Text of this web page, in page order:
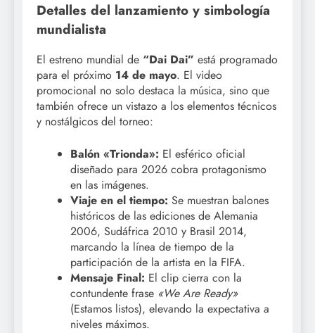
Detalles del lanzamiento y simbología
mundialista
El estreno mundial de “Dai Dai” está programado
para el próximo 14 de mayo. El video
promocional no solo destaca la música, sino que
también ofrece un vistazo a los elementos técnicos
y nostálgicos del torneo:
Balón «Trionda»: El esférico oficial
diseñado para 2026 cobra protagonismo
en las imágenes.
Viaje en el tiempo: Se muestran balones
históricos de las ediciones de Alemania
2006, Sudáfrica 2010 y Brasil 2014,
marcando la línea de tiempo de la
participación de la artista en la FIFA.
Mensaje Final: El clip cierra con la
contundente frase «We Are Ready»
(Estamos listos), elevando la expectativa a
niveles máximos.